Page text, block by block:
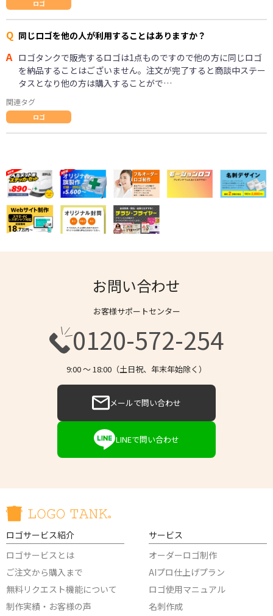
ロゴ
Q 同じロゴを他の人が利用することはありますか？
A ロゴタンクで販売するロゴは1点ものですので他の方に同じロゴ
を納品することはございません。注文が完了すると商談中ステー
タスとなり他の方は購入することがで…
関連タグ
ロゴ
お問い合わせ
お客様サポートセンター
0120-572-254
9:00 〜 18:00（土日祝、年末年始除く）
メールで問い合わせ
LINEで問い合わせ
ロゴサービス紹介
ロゴサービスとは
ご注文から購入まで
無料リクエスト機能について
制作実績・お客様の声
サービス
オーダーロゴ制作
AIプロ仕上げプラン
ロゴ使用マニュアル
名刺作成